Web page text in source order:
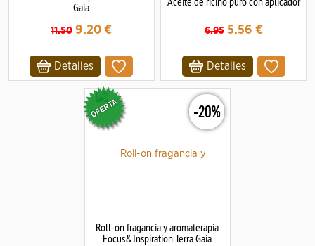
Gaia
11.50 9.20 €
Detalles
6.95 5.56 €
Detalles
-20%
Roll-on fragancia y aromaterapia
Focus&Inspiration Terra Gaia